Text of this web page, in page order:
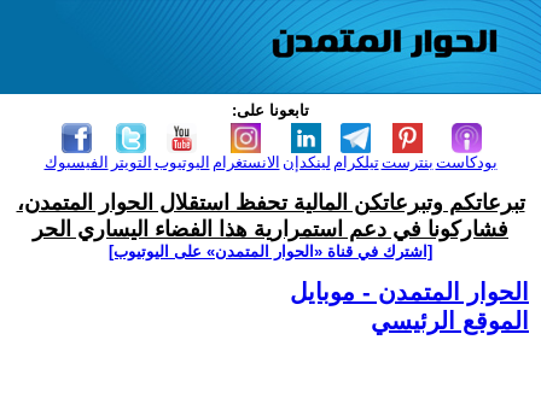
تابعونا على:
الفيسبوك التويتر اليوتيوب الانستغرام لينكدإن تيلكرامبنترست بودكاست
تبرعاتكم وتبرعاتكن المالية تحفظ استقلال الحوار المتمدن،
فشاركونا في دعم استمرارية هذا الفضاء اليساري الحر
[اشترك في قناة ‫«الحوار المتمدن» على اليوتيوب]
الحوار المتمدن - موبايل
الموقع الرئيسي